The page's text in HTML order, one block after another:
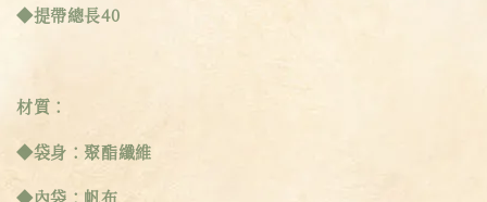
◆提帶總長40
材質：
◆袋身：聚酯纖維
◆內袋：帆布